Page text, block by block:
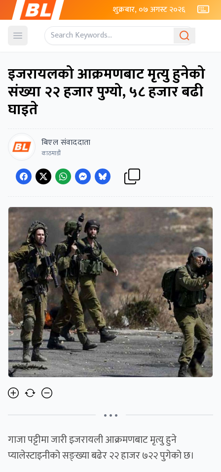
शुक्रबार, ०७ अगस्ट २०२६
Open menu
इजरायलको आक्रमणबाट मृत्यु हुनेको
संख्या २२ हजार पुग्यो, ५८ हजार बढी
घाइते
बिएल संवाददाता
काठमाडौं
• • •
गाजा पट्टीमा जारी इजरायली आक्रमणबाट मृत्यु हुने
प्यालेस्टाइनीको सङ्ख्या बढेर २२ हाजर ७२२ पुगेको छ।